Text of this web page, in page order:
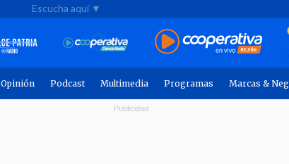
Escucha aquí ▼
Opinión Podcast Multimedia Programas Marcas &